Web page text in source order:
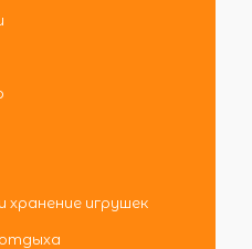
хранение игрушек